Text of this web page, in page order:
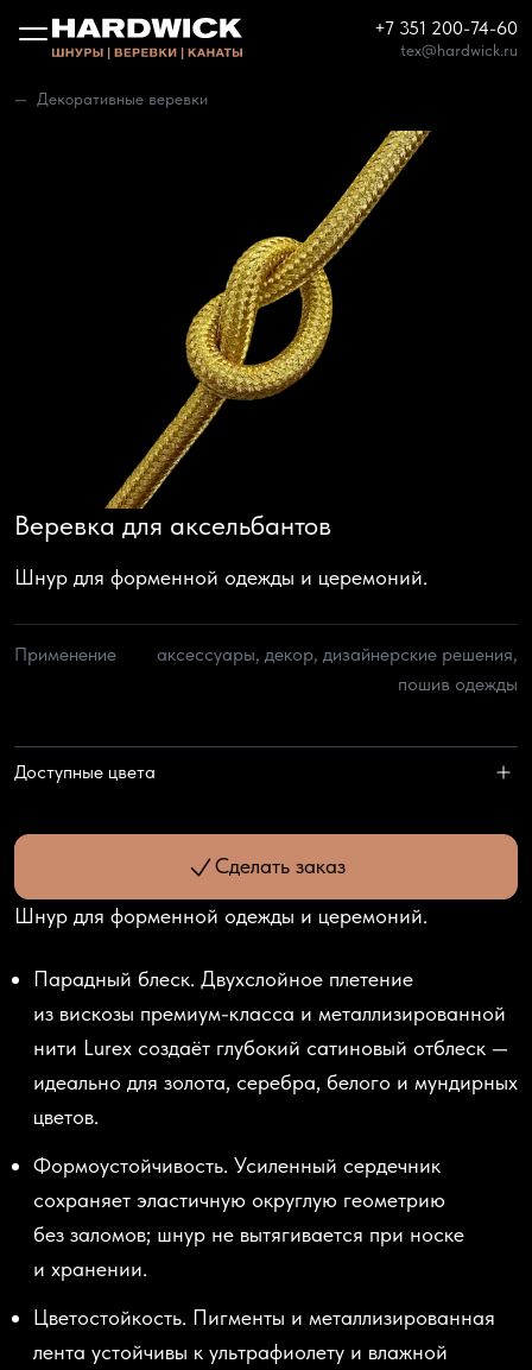
+7 351 200-74-60
tex@hardwick.ru
Декоративные веревки
Веревка для аксельбантов
Шнур для форменной одежды и церемоний.
Применение
аксессуары, декор, дизайнерские решения,
пошив одежды
Доступные цвета
Сделать заказ
Шнур для форменной одежды и церемоний.
Парадный блеск. Двухслойное плетение
из вискозы премиум-класса и металлизированной
нити Lurex создаёт глубокий сатиновый отблеск —
идеально для золота, серебра, белого и мундиpных
цветов.
Формоустойчивость. Усиленный сердечник
сохраняет эластичную округлую геометрию
без заломов; шнур не вытягивается при носке
и хранении.
Цветостойкость. Пигменты и металлизированная
лента устойчивы к ультрафиолету и влажной